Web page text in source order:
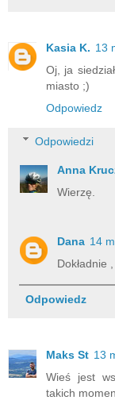
Kasia K. 13
Oj, ja
miasto ;)
Odpowiedz
Odpowiedzi
Anna
Wierzę.
Dana 14
Dokładnie
Odpowiedz
Maks St 13
Wieś jest
takich